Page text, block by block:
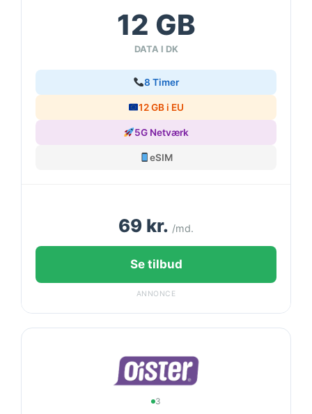
12 GB
DATA I DK
8 Timer
12 GB i EU
5G Netværk
eSIM
69 kr. /md.
Se tilbud
ANNONCE
3